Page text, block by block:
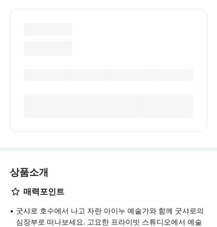
상품소개
매력포인트
굿샤로 호수에서 나고 자란 아이누 예술가와 함께 굿샤로의
심장부로 떠나보세요. 고요한 프라이빗 스튜디오에서 예술